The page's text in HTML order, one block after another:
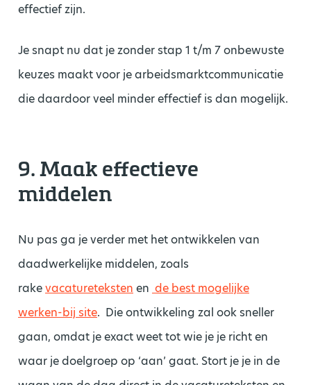
effectief zijn.
Je snapt nu dat je zonder stap 1 t/m 7 onbewuste
keuzes maakt voor je arbeidsmarktcommunicatie
die daardoor veel minder effectief is dan mogelijk.
9. Maak effectieve
middelen
Nu pas ga je verder met het ontwikkelen van
daadwerkelijke middelen, zoals
rakevacatureteksten en de best mogelijke
werken-bij site. Die ontwikkeling zal ook sneller
gaan, omdat je exact weet tot wie je je richt en
waar je doelgroep op ‘aan’ gaat. Stort je je in de